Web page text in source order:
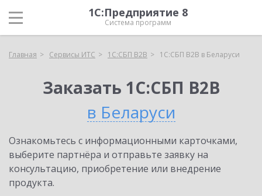
1С:Предприятие 8
Система программ
Главная Сервисы ИТС 1С:СБП B2B 1С:СБП B2B в Беларуси
Заказать 1С:СБП B2B
в Беларуси
Ознакомьтесь с информационными карточками,
выберите партнёра и отправьте заявку на
консультацию, приобретение или внедрение
продукта.